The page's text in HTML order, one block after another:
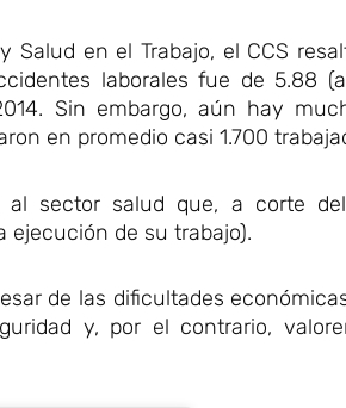
en el Trabajo, el CCS
laborales fue de 5.88
Sin embargo, aún hay
en promedio casi 1.700
sector salud que, a corte
ejecución de su trabajo).
de las dificultades
y, por el contrario,